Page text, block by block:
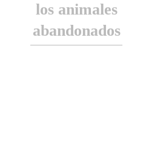
los animales
abandonados